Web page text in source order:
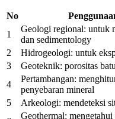
No
1
Geologi regional: untuk
dan sedimentology
2
Hidrogeologi: untuk
3
Geoteknik: porositas
4
Pertambangan:
penyebaran mineral
5
Arkeologi: mendeteksi
Geothermal: